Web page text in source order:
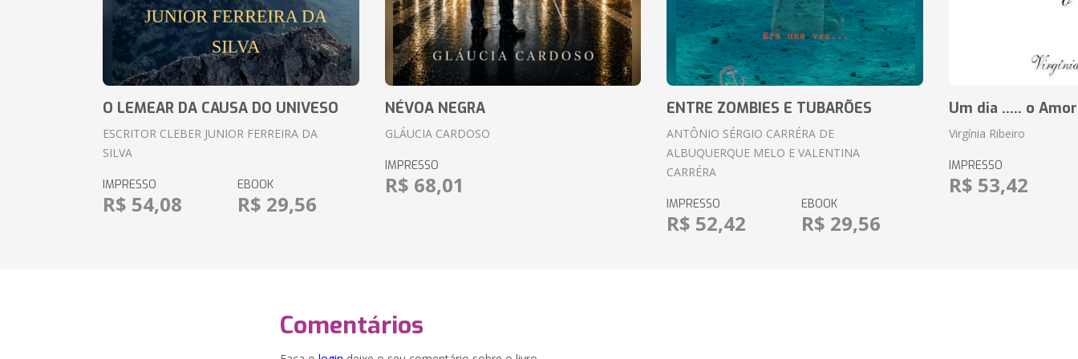
O LEMEAR DA CAUSA DO UNIVESO
ESCRITOR CLEBER JUNIOR FERREIRA DA
SILVA
IMPRESSO
R$ 54,08
EBOOK
R$ 29,56
NÉVOA NEGRA
GLÁUCIA CARDOSO
IMPRESSO
R$ 68,01
ENTRE ZOMBIES E TUBARÕES
ANTÔNIO SÉRGIO CARRÉRA DE
ALBUQUERQUE MELO E VALENTINA
CARRÉRA
IMPRESSO
R$ 52,42
EBOOK
R$ 29,56
Um dia ..... o Amor
Virgínia Ribeiro
IMPRESSO
R$ 53,42
Comentários